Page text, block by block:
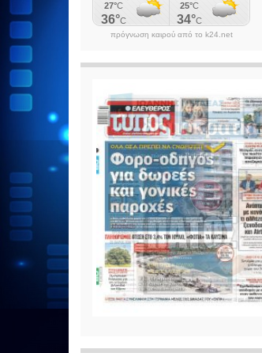
πρόγνωση καιρού από το k24.net